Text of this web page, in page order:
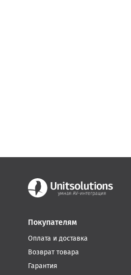
Покупателям
Оплата и доставка
Возврат товара
Гарантия